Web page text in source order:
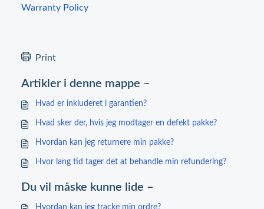
Warranty Policy
Print
Artikler i denne mappe –
Hvad er inkluderet i garantien?
Hvad sker der, hvis jeg modtager en defekt pakke?
Hvordan kan jeg returnere min pakke?
Hvor lang tid tager det at behandle min refundering?
Du vil måske kunne lide –
Hvordan kan jeg tracke min ordre?